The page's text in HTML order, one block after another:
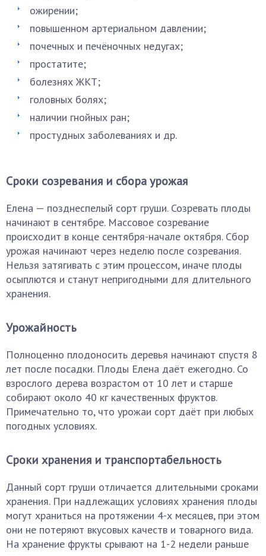
ожирении;
повышенном артериальном давлении;
почечных и печёночных недугах;
простатите;
болезнях ЖКТ;
головных болях;
наличии гнойных ран;
простудных заболеваниях и др.
Сроки созревания и сбора урожая
Елена — позднеспелый сорт груши. Созревать плоды
начинают в сентябре. Массовое созревание
происходит в конце сентября-начале октября. Сбор
урожая начинают через неделю после созревания.
Нельзя затягивать с этим процессом, иначе плоды
осыплются и станут непригодными для длительного
хранения.
Урожайность
Полноценно плодоносить деревья начинают спустя 8
лет после посадки. Плоды Елена даёт ежегодно. Со
взрослого дерева возрастом от 10 лет и старше
собирают около 40 кг качественных фруктов.
Примечательно то, что урожаи сорт даёт при любых
погодных условиях.
Сроки хранения и транспортабельность
Данный сорт груши отличается длительными сроками
хранения. При надлежащих условиях хранения плоды
могут храниться на протяжении 4-х месяцев, при этом
они не потеряют вкусовых качеств и товарного вида.
На хранение фрукты срывают на 1-2 недели раньше